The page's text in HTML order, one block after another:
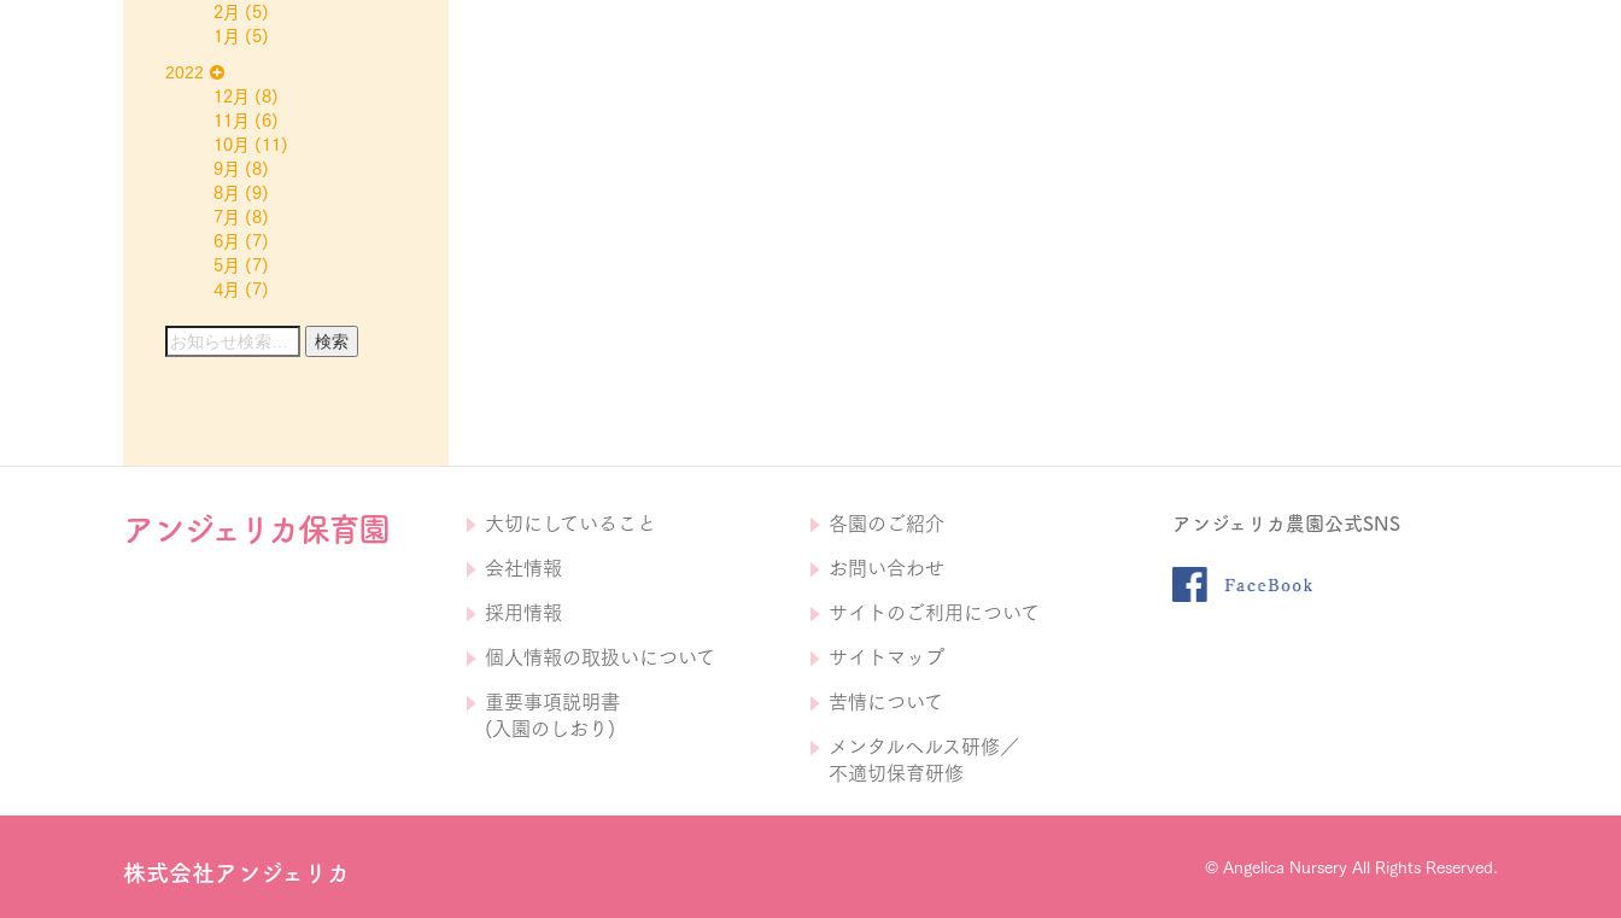
2月
(5)
1月
(5)
2022
12月
(8)
11月
(6)
10月
(11)
9月
(8)
8月
(9)
7月
(8)
6月
(7)
5月
(7)
4月
(7)
アンジェリカ保育園 大切にしていること
会社情報
採用情報
個人情報の取扱いについて
重要事項説明書
(入園のしおり)
各園のご紹介
お問い合わせ
サイトのご利用について
サイトマップ
苦情について
メンタルヘルス研修／
不適切保育研修
アンジェリカ農園公式SNS
株式会社アンジェリカ © Angelica Nursery All Rights Reserved.